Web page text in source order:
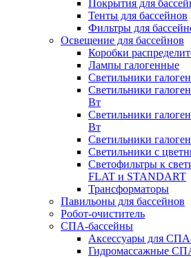
Покрытия для
Тенты для бассейнов
Фильтры для
Освещение для бассейнов
Коробки
Лампы галогенные
Светильники
Светильники
Вт
Светильники
Вт
Светильники
Светильники с
Светофильтры к
FLAT и STANDART
Трансформаторы
Павильоны для бассейнов
Робот-очиститель
СПА-бассейны
Аксессуары для
Гидромассажные